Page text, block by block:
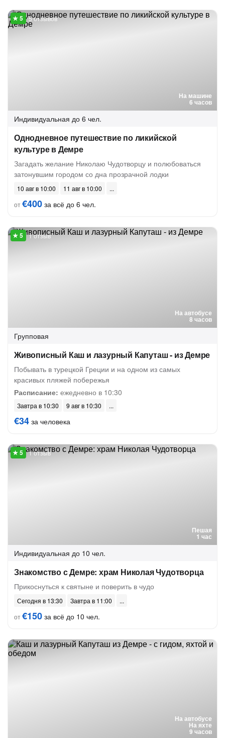
На машине
6 часов
5 отзывов
Индивидуальная до 6 чел.
Однодневное путешествие по ликийской
культуре в Демре
Загадать желание Николаю Чудотворцу и полюбоваться
затонувшим городом со дна прозрачной лодки
10 авг в 10:00
11 авг в 10:00
от€400 за всё до 6 чел.
На автобусе
8 часов
1 отзыв
Групповая
Живописный Каш и лазурный Капуташ - из Демре
Побывать в турецкой Греции и на одном из самых
красивых пляжей побережья
Расписание: ежедневно в 10:30
Завтра в 10:30 9 авг в 10:30
€34 за человека
Пешая
1 час
1 отзыв
Индивидуальная до 10 чел.
Знакомство с Демре: храм Николая Чудотворца
Прикоснуться к святыне и поверить в чудо
Сегодня в 13:30
Завтра в 11:00
от€150 за всё до 10 чел.
На автобусе
На яхте
9 часов